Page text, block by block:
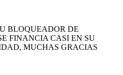
BLOQUEADOR DE
FINANCIA CASI EN SU
MUCHAS GRACIAS